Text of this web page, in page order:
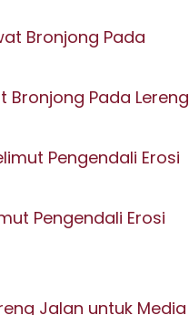
Pada Lereng
Pengendali Erosi